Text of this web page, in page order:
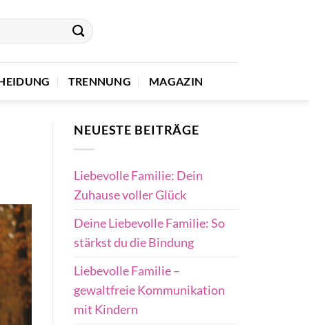
TRENNUNG MAGAZIN
NEUESTE BEITRÄGE
Liebevolle Familie: Dein
Zuhause voller Glück
Deine Liebevolle Familie: So
stärkst du die Bindung
Liebevolle Familie –
gewaltfreie Kommunikation
mit Kindern